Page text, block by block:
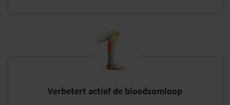
Verbetert actief de bloedsomloop